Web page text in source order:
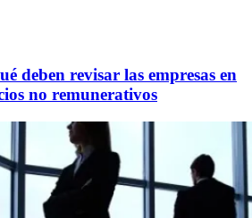
deben revisar las empresas en
no remunerativos